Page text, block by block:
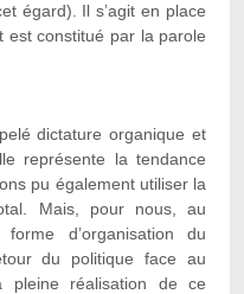
égard). Il s’agit en place
est constitué par la parole
dictature organique et
représente la tendance
pu également utiliser la
Mais, pour nous, au
d’organisation du
du politique face au
pleine réalisation de ce